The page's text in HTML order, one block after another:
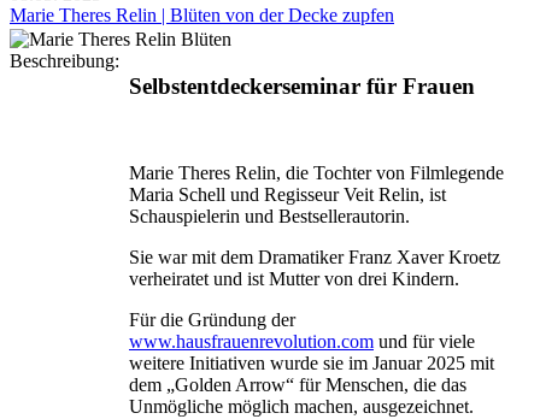
Marie Theres Relin | Blüten von der Decke zupfen
Beschreibung:
Selbstentdeckerseminar für Frauen
Marie Theres Relin, die Tochter von Filmlegende
Maria Schell und Regisseur Veit Relin, ist
Schauspielerin und Bestsellerautorin.
Sie war mit dem Dramatiker Franz Xaver Kroetz
verheiratet und ist Mutter von drei Kindern.
Für die Gründung der
www.hausfrauenrevolution.com und für viele
weitere Initiativen wurde sie im Januar 2025 mit
dem „Golden Arrow“ für Menschen, die das
Unmögliche möglich machen, ausgezeichnet.